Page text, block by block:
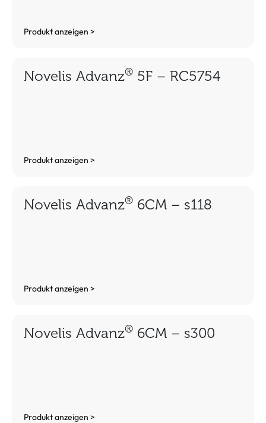
Produkt anzeigen >
Novelis Advanz® 5F – RC5754
Produkt anzeigen >
Novelis Advanz® 6CM – s118
Produkt anzeigen >
Novelis Advanz® 6CM – s300
Produkt anzeigen >